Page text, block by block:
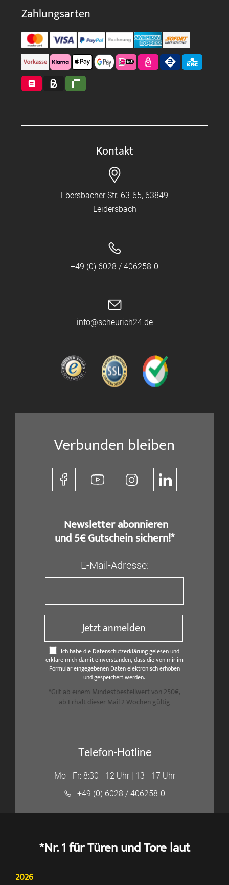
Zahlungsarten
Kontakt
Ebersbacher Str. 63-65, 63849
Leidersbach
+49 (0) 6028 / 406258-0
info@scheurich24.de
Verbunden bleiben
​ Newsletter abonnieren
und 5€ Gutschein sichern!*
E-Mail-Adresse:
Jetzt anmelden
Ich habe die Datenschutzerklärung gelesen und
erkläre mich damit einverstanden, dass die von mir im
Formular eingegebenen Daten elektronisch erhoben
und gespeichert werden.
*Gilt ab einem Mindestbestellwert von 250€,
ab Erhalt dieser Mail 2 Wochen gültig
Telefon-Hotline
Mo - Fr: 8:30 - 12 Uhr | 13 - 17 Uhr
+49 (0) 6028 / 406258-0
*Nr. 1 für Türen und Tore laut
2026